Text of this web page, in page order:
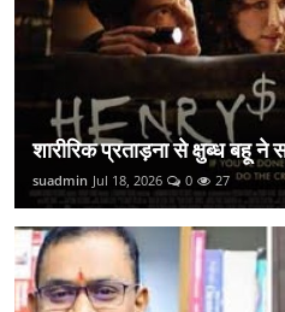
शारीरिक प्रताड़ना से क्षुब्ध बहू ने
suadmin Jul 18, 2026 0 27